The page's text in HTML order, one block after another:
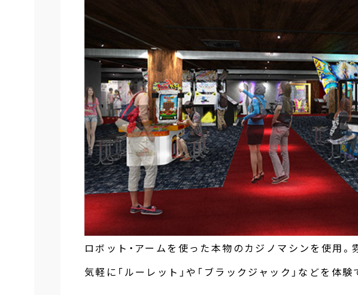
ロボット・アームを使った本物のカジノマシンを使用。
気軽に「ルーレット」や「ブラックジャック」などを体験